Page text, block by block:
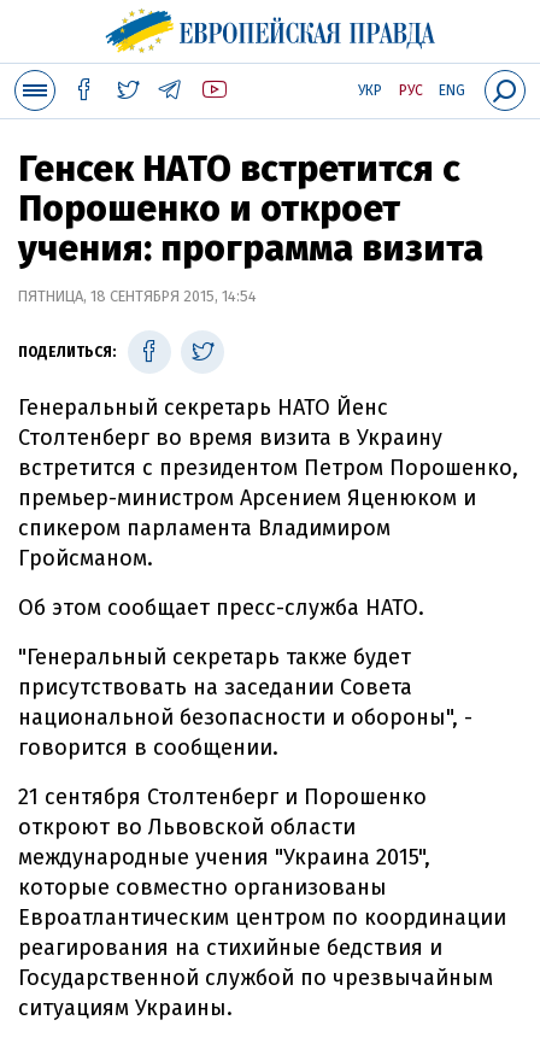
УКР РУС ENG
Генсек НАТО встретится с
Порошенко и откроет
учения: программа визита
ПЯТНИЦА, 18 СЕНТЯБРЯ 2015, 14:54
ПОДЕЛИТЬСЯ:
Генеральный секретарь НАТО Йенс
Столтенберг во время визита в Украину
встретится с президентом Петром Порошенко,
премьер-министром Арсением Яценюком и
спикером парламента Владимиром
Гройсманом.
Об этом сообщает пресс-служба НАТО.
"Генеральный секретарь также будет
присутствовать на заседании Совета
национальной безопасности и обороны", -
говорится в сообщении.
21 сентября Столтенберг и Порошенко
откроют во Львовской области
международные учения "Украина 2015",
которые совместно организованы
Евроатлантическим центром по координации
реагирования на стихийные бедствия и
Государственной службой по чрезвычайным
ситуациям Украины.